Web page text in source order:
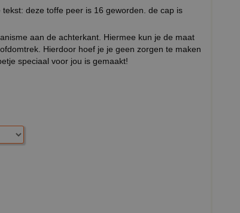
deze toffe peer is 16 geworden. de cap is
aan de achterkant. Hiermee kun je de maat
Hierdoor hoef je je geen zorgen te maken
speciaal voor jou is gemaakt!